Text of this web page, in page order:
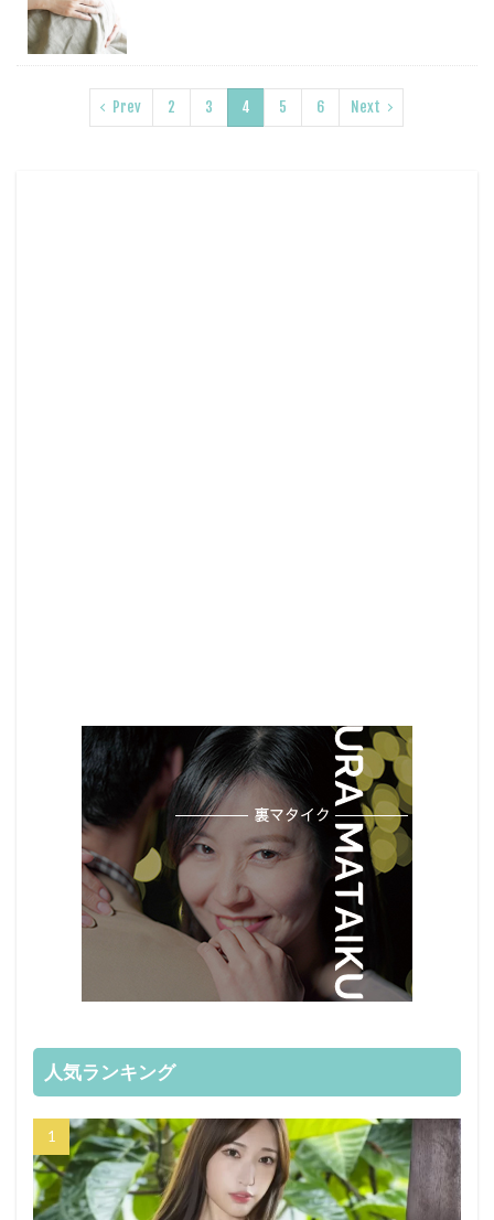
Prev 2 3 4 5 6 Next
人気ランキング